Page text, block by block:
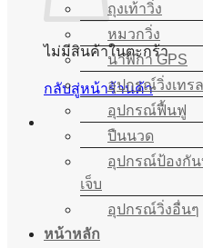
ไม่มีสินค้าในตะกร้า
กลับสู่หน้าร้านค้า
ถุงเท้าวิ่ง
หมวกวิ่ง
นาฬิกา GPS
อุปกรณ์วิ่งเทรล
อุปกรณ์ฟื้นฟู
ปืนนวด
อุปกรณ์ป้องกัน
เจ็บ
อุปกรณ์วิ่งอื่นๆ
หน้าหลัก